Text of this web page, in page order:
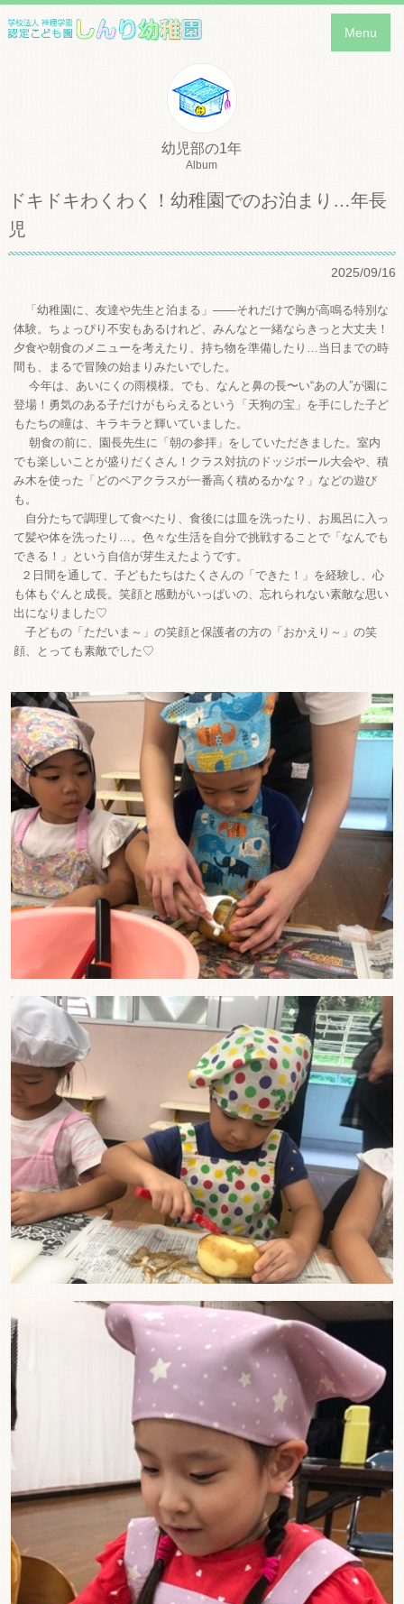
Menu
幼児部の1年
Album
ドキドキわくわく！幼稚園でのお泊まり…年長
児
2025/09/16
「幼稚園に、友達や先生と泊まる」——それだけで胸が高鳴る特別な
体験。ちょっぴり不安もあるけれど、みんなと一緒ならきっと大丈夫！
夕食や朝食のメニューを考えたり、持ち物を準備したり…当日までの時
間も、まるで冒険の始まりみたいでした。
今年は、あいにくの雨模様。でも、なんと鼻の長〜い“あの人”が園に
登場！ 勇気のある子だけがもらえるという「天狗の宝」を手にした子ど
もたちの瞳は、キラキラと輝いていました。
朝食の前に、園長先生に「朝の参拝」をしていただきました。室内
でも楽しいことが盛りだくさん！ クラス対抗のドッジボール大会や、積
み木を使った「どのペアクラスが一番高く積めるかな？」などの遊び
も。
自分たちで調理して食べたり、食後には皿を洗ったり、お風呂に入っ
て髪や体を洗ったり…。色々な生活を自分で挑戦することで「なんでも
できる！」という自信が芽生えたようです。
２日間を通して、子どもたちはたくさんの「できた！」を経験し、心
も体もぐんと成長。笑顔と感動がいっぱいの、忘れられない素敵な思い
出になりました♡
子どもの「ただいま～」の笑顔と保護者の方の「おかえり～」の笑
顔、とっても素敵でした♡